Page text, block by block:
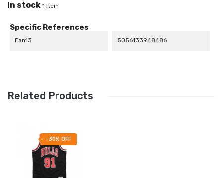
In stock 1 Item
Specific References
Ean13 5056133948486
Related Products
-30% OFF